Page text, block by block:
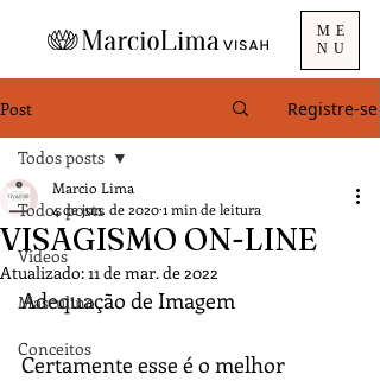
ME
NU
Post Registre-se
Todos posts
Videos
Masculino
Conceitos
Todos posts
VISAGISMO ON-LINE
Marcio Lima
4 de jun. de 20201 min de leitura
Atualizado:11 de mar. de 2022
Adequação de Imagem
Certamente esse é o melhor